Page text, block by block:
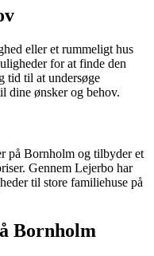
eller et rummeligt hus
for at finde den
tid til at undersøge
dine ønsker og behov.
på Bornholm og tilbyder et
Gennem Lejerbo har
til store familiehuse på
Bornholm